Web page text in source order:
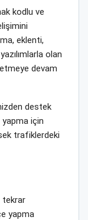
kodlu ve
eklenti,
olan
devam
destek
için
trafiklerdeki
tekrar
yapma